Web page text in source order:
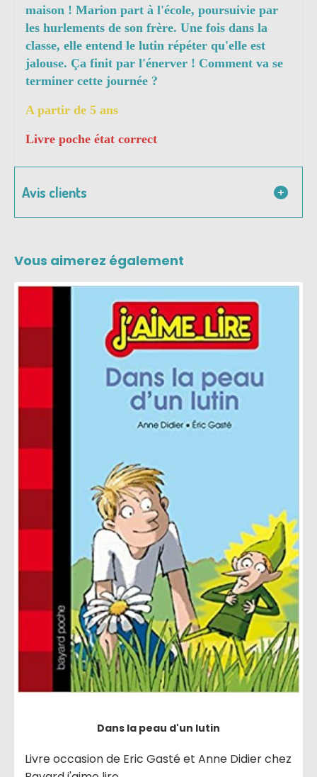
maison ! Marion part à l'école, poursuivie par
les hurlements de son frère. Une fois dans la
classe, elle entend le lutin répéter qu'elle est
jalouse. Ça finit par l'énerver ! Comment va se
terminer cette journée ?
A partir de 5 ans
Livre poche état correct
Avis clients
Vous aimerez également
Dans la peau d'un lutin
Livre occasion de Eric Gasté et Anne Didier chez